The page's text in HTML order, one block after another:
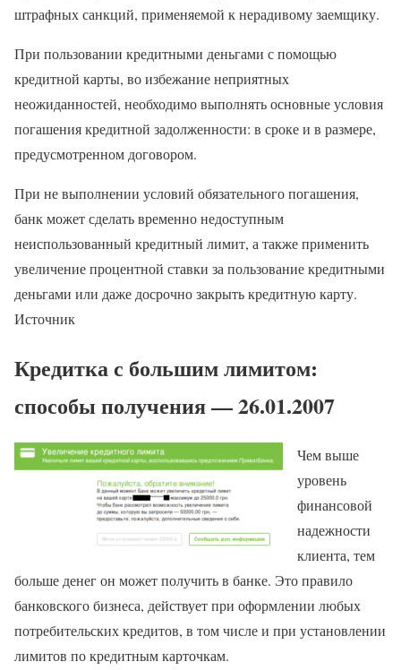
штрафных санкций, применяемой к нерадивому заемщику.
При пользовании кредитными деньгами с помощью
кредитной карты, во избежание неприятных
неожиданностей, необходимо выполнять основные условия
погашения кредитной задолженности: в сроке и в размере,
предусмотренном договором.
При не выполнении условий обязательного погашения,
банк может сделать временно недоступным
неиспользованный кредитный лимит, а также применить
увеличение процентной ставки за пользование кредитными
деньгами или даже досрочно закрыть кредитную карту.
Источник
Кредитка с большим лимитом:
способы получения — 26.01.2007
Чем выше
уровень
финансовой
надежности
клиента, тем
больше денег он может получить в банке. Это правило
банковского бизнеса, действует при оформлении любых
потребительских кредитов, в том числе и при установлении
лимитов по кредитным карточкам.